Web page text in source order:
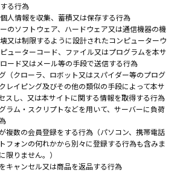
る行為
人情報を収集、蓄積又は保存する行為
のソフトウェア、ハードウェア又は通信機器の機
又は制限するように設計されたコンピューターウ
ューターコード、ファイル又はプログラムを本サ
ード又はメール等の手段で送信する行為
（クローラ、ロボット又はスパイダー等のプログ
レイピング及びその他の類似の手段によって本サ
スし、又は本サイトに関する情報を取得する行為
ラム・スクリプトなどを用いて、サーバーに負荷
複数の会員登録をする行為（パソコン、携帯電話
フォンの何れかから別々に登録する行為も含みま
限りません。）
キャンセル又は商品を返品する行為